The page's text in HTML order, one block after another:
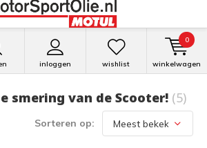
inloggen wishlist winkelwagen
0
smering van de Scooter! (5)
Sorteren op: